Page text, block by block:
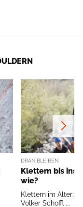
DRAN BLEIBEN
Klettern bis ins
wie?
Klettern im Alter:
Volker Schöffl ...